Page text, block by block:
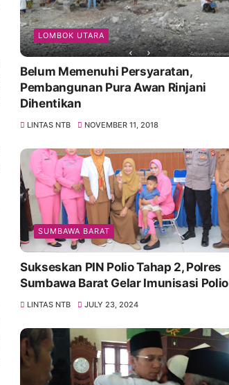
LOMBOK UTARA
Belum Memenuhi Persyaratan,
Pembangunan Pura Awan Rinjani
Dihentikan
LINTAS NTB NOVEMBER 11, 2018
SUMBAWA BARAT
Sukseskan PIN Polio Tahap 2, Polres
Sumbawa Barat Gelar Imunisasi Polio
LINTAS NTB JULY 23, 2024